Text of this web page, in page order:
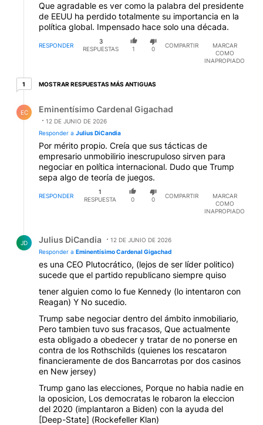
Que agradable es ver como la palabra del presidente
de EEUU ha perdido totalmente su importancia en la
política global. Impensado hace solo una década.
RESPONDER
3
RESPUESTAS
1 0
COMPARTIR
MARCAR
COMO
INAPROPIADO
11 respuesta más antiguas
MOSTRAR RESPUESTAS MÁS ANTIGUAS
EC Eminentísimo Cardenal Gigachad
12 DE JUNIO DE 2026
Responder a Julius DiCandia
Por mérito propio. Creía que sus tácticas de
empresario unmobilirio inescrupuloso sirven para
negociar en política internacional. Dudo que Trump
sepa algo de teoría de juegos.
RESPONDER
1
RESPUESTA
0 0
COMPARTIR
MARCAR
COMO
INAPROPIADO
JD Julius DiCandia
12 DE JUNIO DE 2026
Responder a Eminentísimo Cardenal Gigachad
es una CEO Plutocrático, (lejos de ser líder politico)
sucede que el partido republicano siempre quiso
tener alguien como lo fue Kennedy (lo intentaron con
Reagan) Y No sucedio.
Trump sabe negociar dentro del ámbito inmobiliario,
Pero tambien tuvo sus fracasos, Que actualmente
esta obligado a obedecer y tratar de no ponerse en
contra de los Rothschilds (quienes los rescataron
financieramente de dos Bancarrotas por dos casinos
en New jersey)
Trump gano las elecciones, Porque no habia nadie en
la oposicion, Los democratas le robaron la eleccion
del 2020 (implantaron a Biden) con la ayuda del
[Deep-State] (Rockefeller Klan)